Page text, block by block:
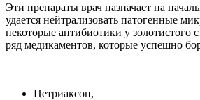
Эти препараты врач назначает на
удается нейтрализовать патогенные
некоторые антибиотики у золотистого
ряд медикаментов, которые успешно
Цетриаксон,